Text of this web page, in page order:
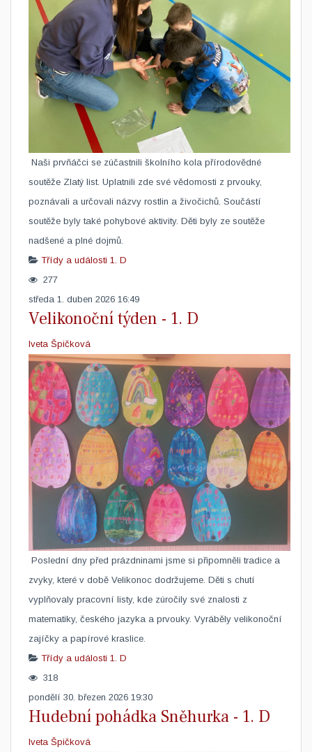
​ Naši prvňáčci se zúčastnili školního kola přírodovědné
soutěže Zlatý list. Uplatnili zde své vědomosti z prvouky,
poznávali a určovali názvy rostlin a živočichů. Součástí
soutěže byly také pohybové aktivity. Děti byly ze soutěže
nadšené a plné dojmů.
Třídy a události 1. D
277
středa 1. duben 2026 16:49
Velikonoční týden - 1. D
Iveta Špičková
​ Poslední dny před prázdninami jsme si připomněli tradice a
zvyky, které v době Velikonoc dodržujeme. Děti s chutí
vyplňovaly pracovní listy, kde zúročily své znalosti z
matematiky, českého jazyka a prvouky. Vyráběly velikonoční
zajíčky a papírové kraslice.
Třídy a události 1. D
318
pondělí 30. březen 2026 19:30
Hudební pohádka Sněhurka - 1. D
Iveta Špičková